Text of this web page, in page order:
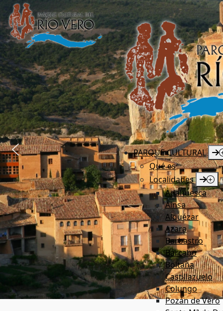
PARQUE CULTURAL
Qué es
Localidades
Adahuesca
Aínsa
Alquézar
Azara
Barbastro
Bárcabo
Boltaña
Castillazuelo
Colungo
Pozán de Vero